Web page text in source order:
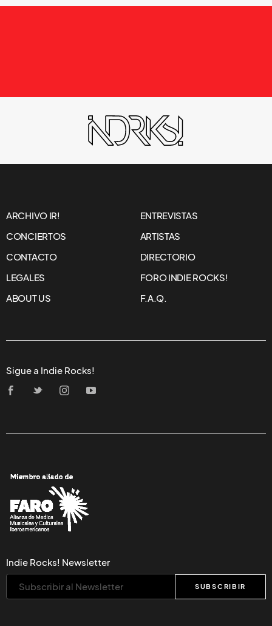
ARCHIVO IR!
ENTREVISTAS
CONCIERTOS
ARTISTAS
CONTACTO
DIRECTORIO
LEGALES
FORO INDIE ROCKS!
ABOUT US
F.A.Q.
Sigue a Indie Rocks!
Indie Rocks! Newsletter